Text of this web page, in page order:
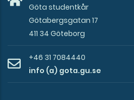
Göta studentkår
Götabergsgatan 17
411 34 Göteborg
+46 31 7084440
info (a) gota.gu.se